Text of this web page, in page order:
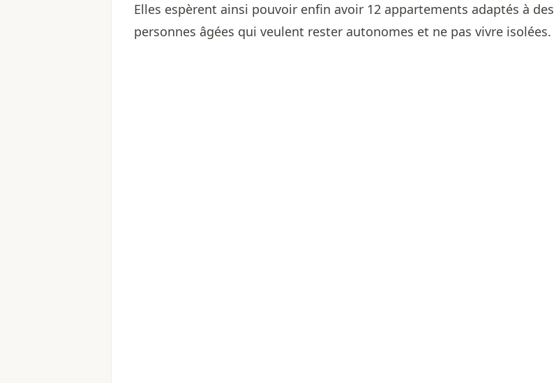
Elles espèrent ainsi pouvoir enfin avoir 12 appartements adaptés à des
personnes âgées qui veulent rester autonomes et ne pas vivre isolées.